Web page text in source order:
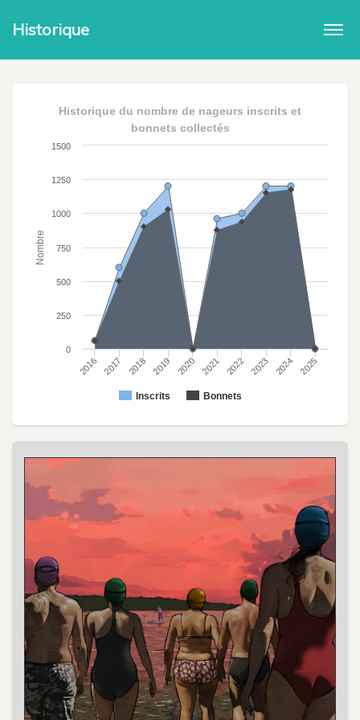
Historique
Nombre
Historique du nombre de nageurs inscrits et
bonnets collectés
Inscrits Bonnets
2016 2017 2018 2019 2020 2021 2022 2023 2024 2025
0
250
500
750
1000
1250
1500